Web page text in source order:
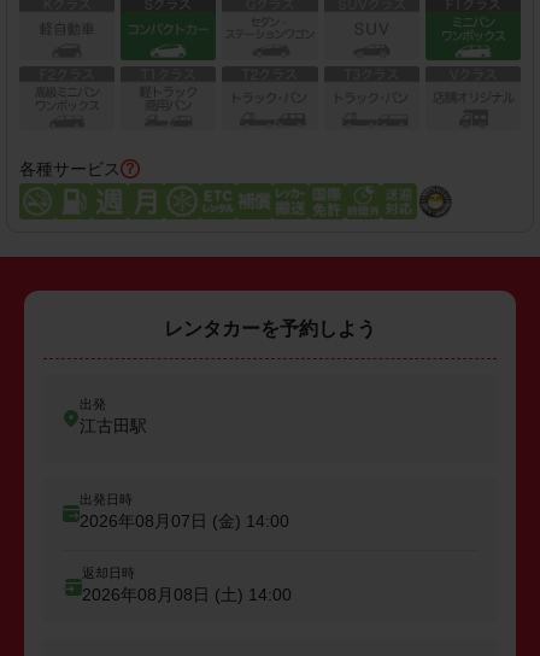
各種サービス
レンタカーを予約しよう
出発
江古田駅
出発日時
2026年08月07日 (金) 14:00
返却日時
2026年08月08日 (土) 14:00